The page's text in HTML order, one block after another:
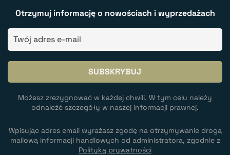
Otrzymuj informację o nowościach i wyprzedażach
Możesz zrezygnować w każdej chwili. W tym celu należy
odnaleźć szczegóły w naszej informacji prawnej.
Wpisując adres email wyrażasz zgodę na otrzymywanie drogą
mailową informacji handlowych od administratora, zgodnie z
Polityką prywatności